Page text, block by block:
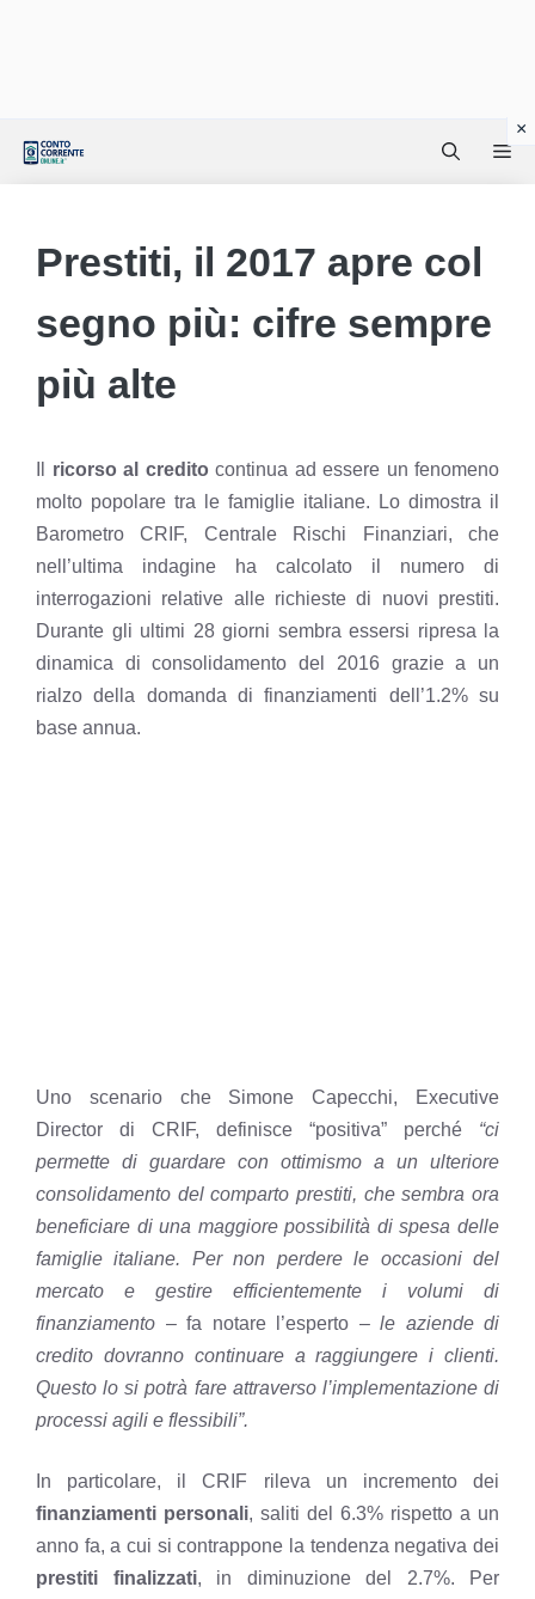
Prestiti, il 2017 apre col
segno più: cifre sempre
più alte
ricorso al credito continua ad essere un fenomeno
molto popolare tra le famiglie italiane. Lo dimostra il
Barometro CRIF, Centrale Rischi Finanziari, che
nell’ultima indagine ha calcolato il numero di
interrogazioni relative alle richieste di nuovi prestiti.
Durante gli ultimi 28 giorni sembra essersi ripresa la
dinamica di consolidamento del 2016 grazie a un
rialzo della domanda di finanziamenti dell’1.2% su
base annua.
Uno scenario che Simone Capecchi, Executive
Director di CRIF, definisce “positiva” perché “ci
permette di guardare con ottimismo a un ulteriore
consolidamento del comparto prestiti, che sembra ora
beneficiare di una maggiore possibilità di spesa delle
famiglie italiane. Per non perdere le occasioni del
mercato e gestire efficientemente i volumi di
finanziamento – fa notare l’esperto –le aziende di
credito dovranno continuare a raggiungere i clienti.
Questo lo si potrà fare attraverso l’implementazione di
processi agili e flessibili”.
In particolare, il CRIF rileva un incremento dei
finanziamenti personali, saliti del 6.3% rispetto a un
anno fa, a cui si contrappone la tendenza negativa dei
prestiti finalizzati, in diminuzione del 2.7%. Per